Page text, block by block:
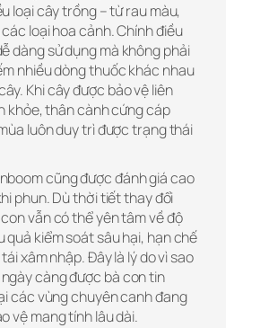
loại cây trồng – từ rau màu,
loại hoa cảnh. Chính điều
dàng sử dụng mà không phải
nhiều dòng thuốc khác nhau
Khi cây được bảo vệ liên
khỏe, thân cành cứng cáp
luôn duy trì được trạng thái
cũng được đánh giá cao
phun. Dù thời tiết thay đổi
vẫn có thể yên tâm về độ
quả kiểm soát sâu hại, hạn chế
xâm nhập. Đây là lý do vì sao
càng được bà con tin
các vùng chuyên canh đang
vệ mang tính lâu dài.